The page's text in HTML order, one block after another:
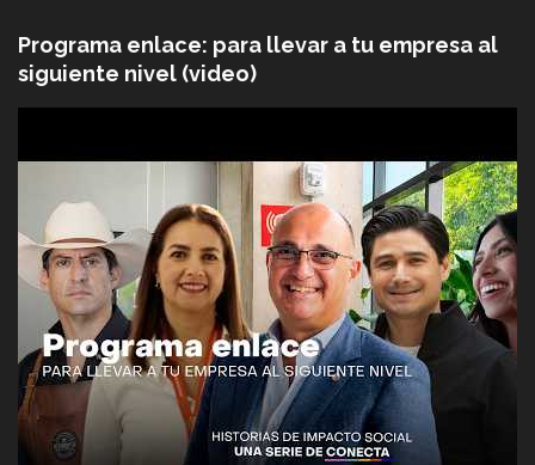
Programa enlace: para llevar a tu empresa al
siguiente nivel (video)